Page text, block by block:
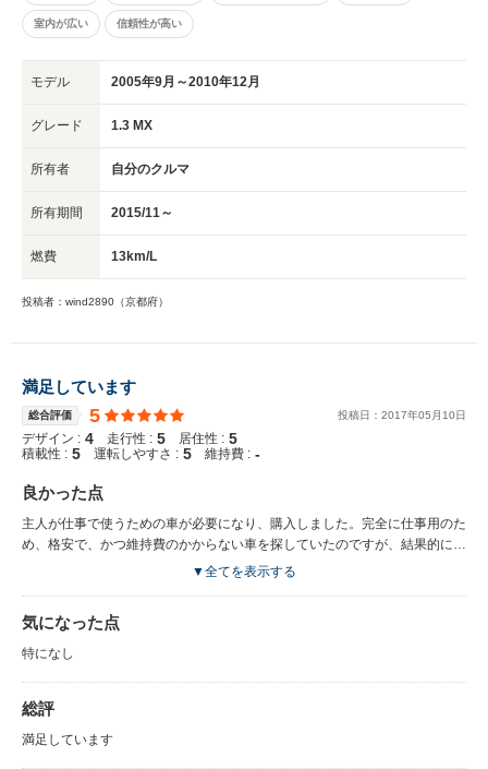
室内が広い 信頼性が高い
モデル 2005年9月～2010年12月
グレード 1.3 MX
所有者 自分のクルマ
所有期間 2015/11～
燃費 13km/L
投稿者：wind2890（京都府）
満足しています
総合評価 5 投稿日： 2017年05 月 10日
デザイン : 4 走行性 : 5 居住性 : 5
積載性 : 5 運転しやすさ : 5 維持費 : -
良かった点
主人が仕事で使うための車が必要になり、購入しました。完全に仕事用のた
め、格安で、かつ維持費のかからない車を探していたのですが、結果的にと
ても満足しています。走行距離が120,000㎞を超えていたため、動作にかな
すれば改善できる程度でしたので、そちらもほぼ問題ありませんでした。
100㎞/hまでならかなり加速がよく、ハンドリングも安定しています。思っ
たことで見た目もよくなり、気に入っています。 メーカーが公表している
燃費は29.5km/Lで、発売当時からプリウスの影に隠れてしまっています
が、当時としてはかなりよい燃費だと思います。街乗りメインのため実際の
▼全てを表示する
気になった点
特になし
総評
満足しています